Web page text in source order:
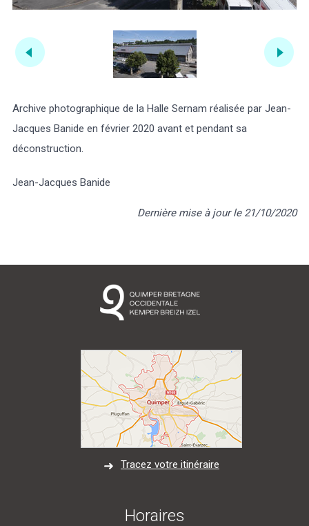
Archive photographique de la Halle Sernam réalisée par Jean-
Jacques Banide en février 2020 avant et pendant sa
déconstruction.
Jean-Jacques Banide
Dernière mise à jour le 21/10/2020
Tracez votre itinéraire
Horaires